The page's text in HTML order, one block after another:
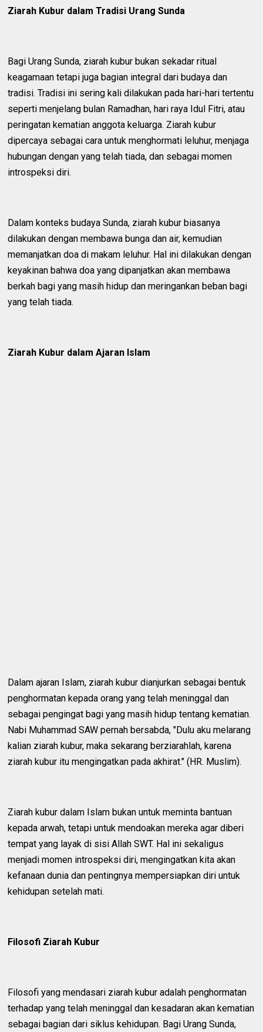
Ziarah Kubur dalam Tradisi Urang Sunda
Bagi Urang Sunda, ziarah kubur bukan sekadar ritual
keagamaan tetapi juga bagian integral dari budaya dan
tradisi. Tradisi ini sering kali dilakukan pada hari-hari tertentu
seperti menjelang bulan Ramadhan, hari raya Idul Fitri, atau
peringatan kematian anggota keluarga. Ziarah kubur
dipercaya sebagai cara untuk menghormati leluhur, menjaga
hubungan dengan yang telah tiada, dan sebagai momen
introspeksi diri.
Dalam konteks budaya Sunda, ziarah kubur biasanya
dilakukan dengan membawa bunga dan air, kemudian
memanjatkan doa di makam leluhur. Hal ini dilakukan dengan
keyakinan bahwa doa yang dipanjatkan akan membawa
berkah bagi yang masih hidup dan meringankan beban bagi
yang telah tiada.
Ziarah Kubur dalam Ajaran Islam
Dalam ajaran Islam, ziarah kubur dianjurkan sebagai bentuk
penghormatan kepada orang yang telah meninggal dan
sebagai pengingat bagi yang masih hidup tentang kematian.
Nabi Muhammad SAW pernah bersabda, "Dulu aku melarang
kalian ziarah kubur, maka sekarang berziarahlah, karena
ziarah kubur itu mengingatkan pada akhirat." (HR. Muslim).
Ziarah kubur dalam Islam bukan untuk meminta bantuan
kepada arwah, tetapi untuk mendoakan mereka agar diberi
tempat yang layak di sisi Allah SWT. Hal ini sekaligus
menjadi momen introspeksi diri, mengingatkan kita akan
kefanaan dunia dan pentingnya mempersiapkan diri untuk
kehidupan setelah mati.
Filosofi Ziarah Kubur
Filosofi yang mendasari ziarah kubur adalah penghormatan
terhadap yang telah meninggal dan kesadaran akan kematian
sebagai bagian dari siklus kehidupan. Bagi Urang Sunda,